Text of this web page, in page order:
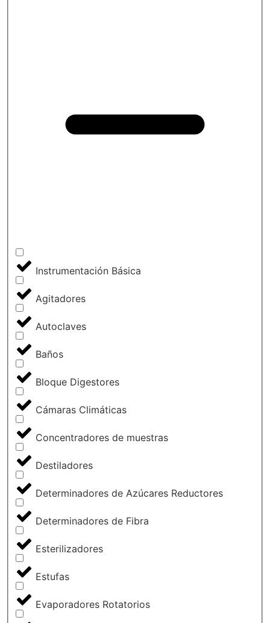
Instrumentación Básica
Agitadores
Autoclaves
Baños
Bloque Digestores
Cámaras Climáticas
Concentradores de muestras
Destiladores
Determinadores de Azúcares Reductores
Determinadores de Fibra
Esterilizadores
Estufas
Evaporadores Rotatorios